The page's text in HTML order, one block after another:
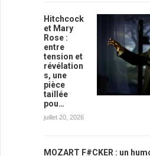
Hitchcock
et Mary
Rose :
entre
tension et
révélation
s, une
pièce
taillée
pou…
juillet 20, 2026
MOZART F#CKER : un